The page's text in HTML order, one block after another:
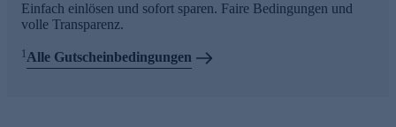
Einfach einlösen und sofort sparen. Faire Bedingungen und
volle Transparenz.
1Alle Gutscheinbedingungen